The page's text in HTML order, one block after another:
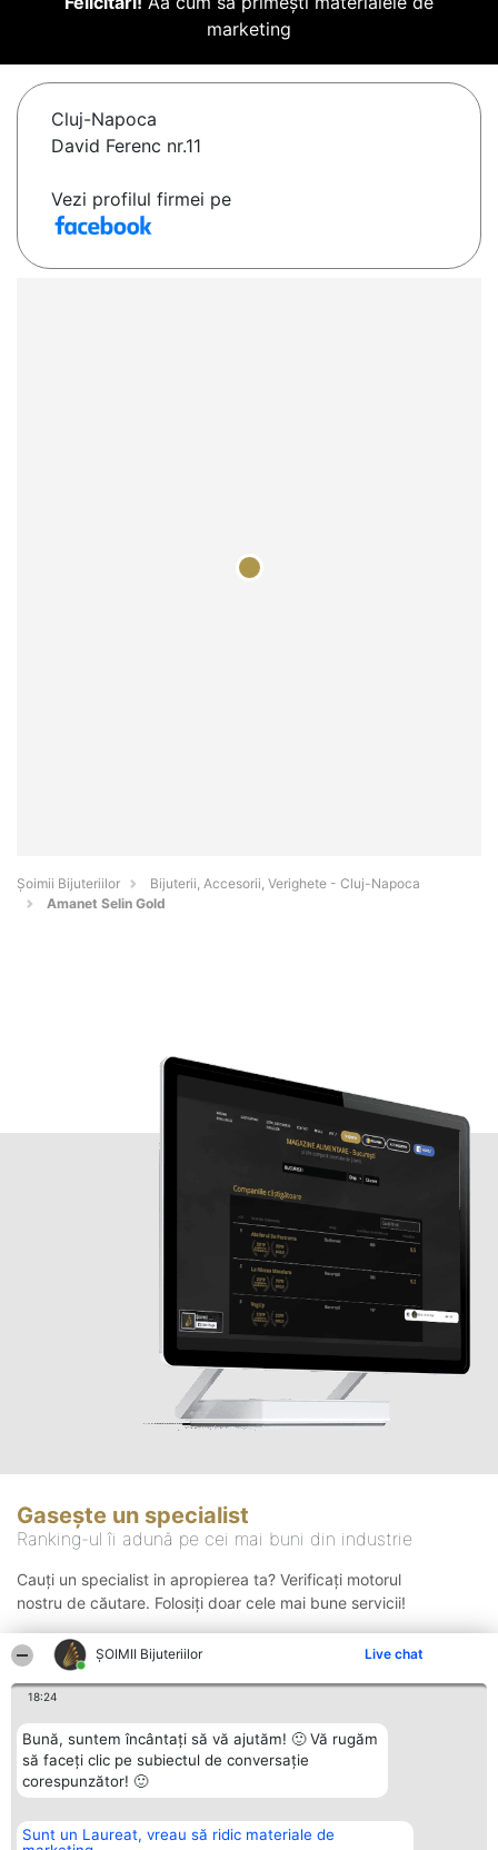
ŞOIMII Bijuteriilor Live chat
18:24
Bună, suntem încântați să vă ajutăm! 🙂 Vă rugăm
să faceți clic pe subiectul de conversație
corespunzător! 🙂
Sunt un Laureat, vreau să ridic materiale de
marketing
Cluj-Napoca
David Ferenc nr.11
Vezi profilul firmei pe
Şoimii Bijuteriilor
Bijuterii, Accesorii, Verighete - Cluj-Napoca
Amanet Selin Gold
Gasește un specialist
Ranking-ul îi adună pe cei mai buni din industrie
Cauți un specialist in apropierea ta? Verificați motorul
nostru de căutare. Folosiți doar cele mai bune servicii!
Organizator Ranking Plebiscyt Contact